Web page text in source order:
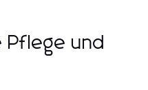
Pflege und